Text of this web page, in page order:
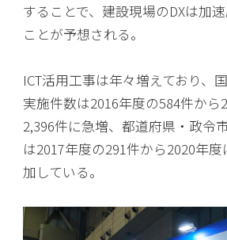
することで、建設現場のDXは加
ことが予想される。
ICT活用工事は年々増えており、
実施件数は2016年度の584件から
2,396件に急増、都道府県・政令
は2017年度の291件から2020年
加している。